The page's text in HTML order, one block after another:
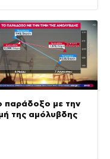
παράδοξο με την
της αμόλυβδης